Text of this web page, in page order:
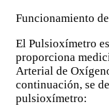
Funcionamiento
El Pulsioxímetro
proporciona
Arterial de
continuación, se
pulsioxímetro: